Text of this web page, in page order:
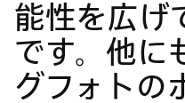
能性を広げ
です。他に
グフォトの